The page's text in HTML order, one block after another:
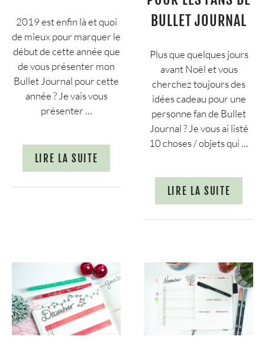
2019 est enfin là et quoi
de mieux pour marquer le
début de cette année que
de vous présenter mon
Bullet Journal pour cette
année ? Je vais vous
présenter …
LIRE LA SUITE
BULLET JOURNAL
Plus que quelques jours
avant Noël et vous
cherchez toujours des
idées cadeau pour une
personne fan de Bullet
Journal ? Je vous ai listé
10 choses / objets qui …
LIRE LA SUITE